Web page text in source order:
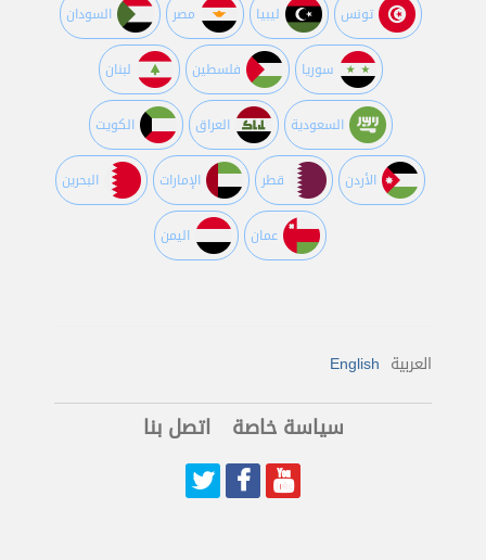
تونس ليبيا مصر السودان
سوريا فلسطين لبنان
السعودية العراق الكويت
اﻷردن قطر اﻹمارات البحرين
عمان اليمن
العربية English
سياسة خاصة اتصل بنا